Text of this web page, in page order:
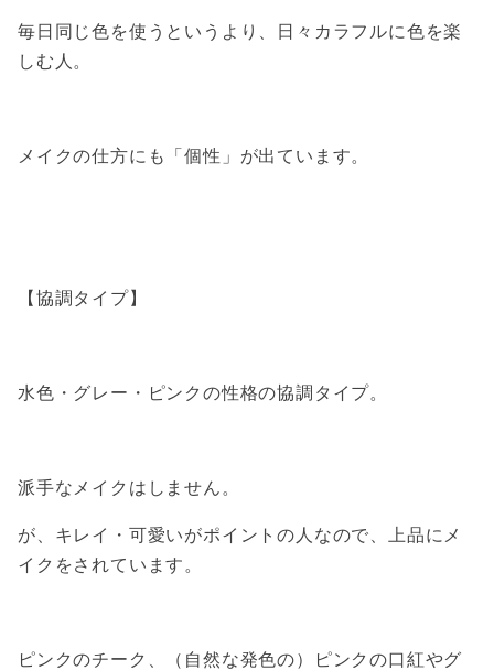
毎日同じ色を使うというより、日々カラフルに色を楽
しむ人。
メイクの仕方にも「個性」が出ています。
【協調タイプ】
水色・グレー・ピンクの性格の協調タイプ。
派手なメイクはしません。
が、キレイ・可愛いがポイントの人なので、上品にメ
イクをされています。
ピンクのチーク、（自然な発色の）ピンクの口紅やグ